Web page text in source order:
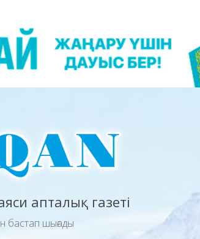
апталық газеті
бастап шығады